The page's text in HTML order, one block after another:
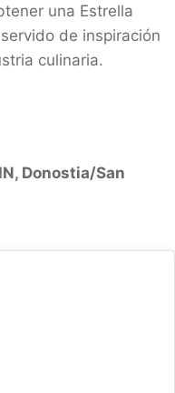
una Estrella
de inspiración
culinaria.
Donostia/San